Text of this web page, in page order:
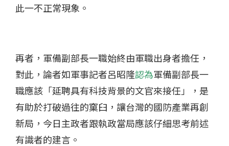
此一不正常現象。
再者，軍備副部長一職始終由軍職出身者擔任，
對此，論者如軍事記者呂昭隆認為軍備副部長一
職應該「延聘具有科技背景的文官來接任」，是
有助於打破過往的窠臼，讓台灣的國防產業再創
新局，今日主政者跟執政當局應該仔細思考前述
有識者的建言。